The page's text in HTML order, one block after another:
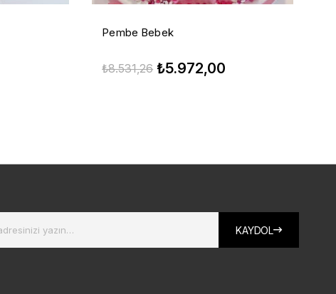
Pembe Bebek
₺5.972,00
₺8.531,26
KAYDOL